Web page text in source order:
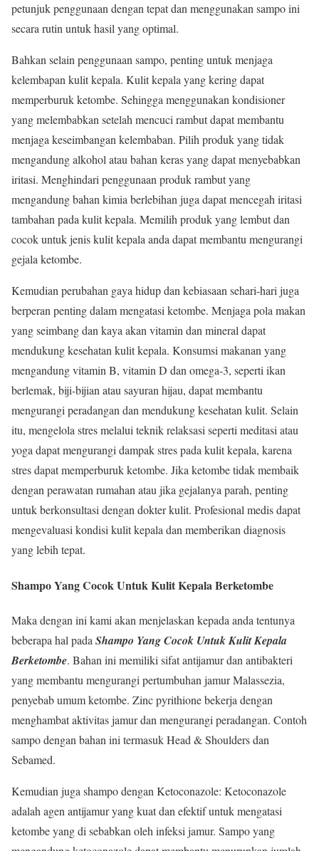
petunjuk penggunaan dengan tepat dan menggunakan sampo ini
secara rutin untuk hasil yang optimal.
Bahkan selain penggunaan sampo, penting untuk menjaga
kelembapan kulit kepala. Kulit kepala yang kering dapat
memperburuk ketombe. Sehingga menggunakan kondisioner
yang melembabkan setelah mencuci rambut dapat membantu
menjaga keseimbangan kelembaban. Pilih produk yang tidak
mengandung alkohol atau bahan keras yang dapat menyebabkan
iritasi. Menghindari penggunaan produk rambut yang
mengandung bahan kimia berlebihan juga dapat mencegah iritasi
tambahan pada kulit kepala. Memilih produk yang lembut dan
cocok untuk jenis kulit kepala anda dapat membantu mengurangi
gejala ketombe.
Kemudian perubahan gaya hidup dan kebiasaan sehari-hari juga
berperan penting dalam mengatasi ketombe. Menjaga pola makan
yang seimbang dan kaya akan vitamin dan mineral dapat
mendukung kesehatan kulit kepala. Konsumsi makanan yang
mengandung vitamin B, vitamin D dan omega-3, seperti ikan
berlemak, biji-bijian atau sayuran hijau, dapat membantu
mengurangi peradangan dan mendukung kesehatan kulit. Selain
itu, mengelola stres melalui teknik relaksasi seperti meditasi atau
yoga dapat mengurangi dampak stres pada kulit kepala, karena
stres dapat memperburuk ketombe. Jika ketombe tidak membaik
dengan perawatan rumahan atau jika gejalanya parah, penting
untuk berkonsultasi dengan dokter kulit. Profesional medis dapat
mengevaluasi kondisi kulit kepala dan memberikan diagnosis
yang lebih tepat.
Shampo Yang Cocok Untuk Kulit Kepala Berketombe
Maka dengan ini kami akan menjelaskan kepada anda tentunya
beberapa hal pada Shampo Yang Cocok Untuk Kulit Kepala
Berketombe. Bahan ini memiliki sifat antijamur dan antibakteri
yang membantu mengurangi pertumbuhan jamur Malassezia,
penyebab umum ketombe. Zinc pyrithione bekerja dengan
menghambat aktivitas jamur dan mengurangi peradangan. Contoh
sampo dengan bahan ini termasuk Head & Shoulders dan
Sebamed.
Kemudian juga shampo dengan Ketoconazole: Ketoconazole
adalah agen antijamur yang kuat dan efektif untuk mengatasi
ketombe yang di sebabkan oleh infeksi jamur. Sampo yang